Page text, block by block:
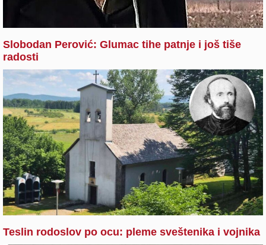
Slobodan Perović: Glumac tihe patnje i još tiše
radosti
Teslin rodoslov po ocu: pleme sveštenika i vojnika